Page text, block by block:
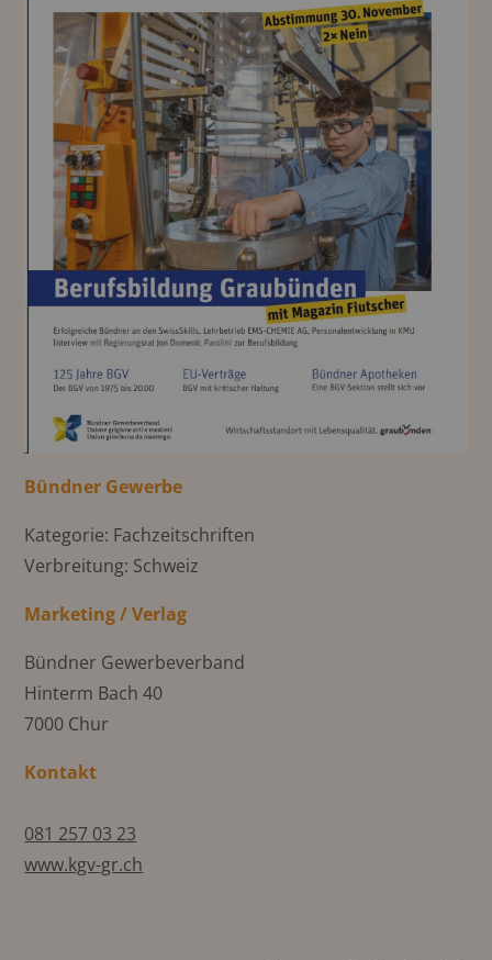
Bündner Gewerbe
Kategorie: Fachzeitschriften
Verbreitung: Schweiz
Marketing / Verlag
Bündner Gewerbeverband
Hinterm Bach 40
7000 Chur
Kontakt
081 257 03 23
www.kgv-gr.ch